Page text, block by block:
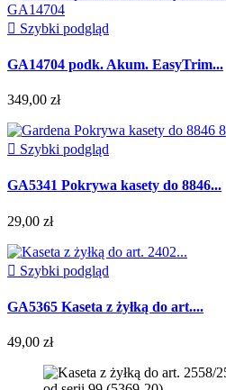
 Szybki podgląd
GA14704 podk. Akum. EasyTrim...
349,00 zł
 Szybki podgląd
GA5341 Pokrywa kasety do 8846...
29,00 zł
 Szybki podgląd
GA5365 Kaseta z żyłką do art....
49,00 zł